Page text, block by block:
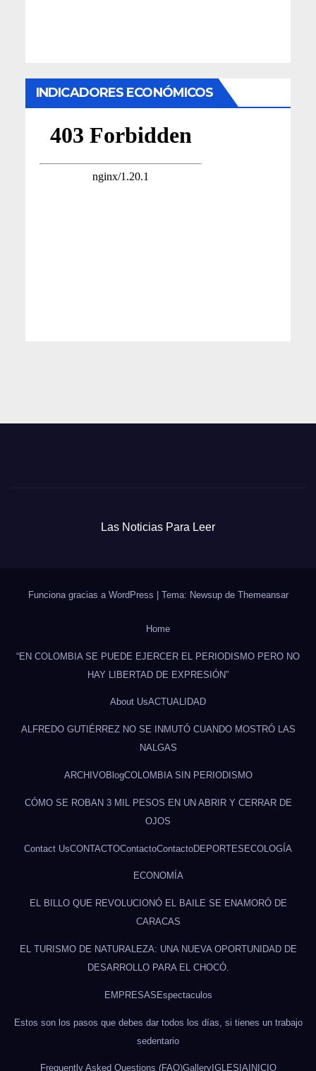
INDICADORES ECONÓMICOS
Las Noticias Para Leer
Funciona gracias a WordPress | Tema: Newsup de Themeansar
Home
“EN COLOMBIA SE PUEDE EJERCER EL PERIODISMO PERO NO
HAY LIBERTAD DE EXPRESIÓN”
About UsACTUALIDAD
ALFREDO GUTIÉRREZ NO SE INMUTÓ CUANDO MOSTRÓ LAS
NALGAS
ARCHIVOBlogCOLOMBIA SIN PERIODISMO
CÓMO SE ROBAN 3 MIL PESOS EN UN ABRIR Y CERRAR DE
OJOS
Contact UsCONTACTOContactoContactoDEPORTESECOLOGÍA
ECONOMÍA
EL BILLO QUE REVOLUCIONÓ EL BAILE SE ENAMORÓ DE
CARACAS
EL TURISMO DE NATURALEZA: UNA NUEVA OPORTUNIDAD DE
DESARROLLO PARA EL CHOCÓ.
EMPRESASEspectaculos
Estos son los pasos que debes dar todos los días, si tienes un trabajo
sedentario
Frequently Asked Questions (FAQ)GalleryIGLESIAINICIO